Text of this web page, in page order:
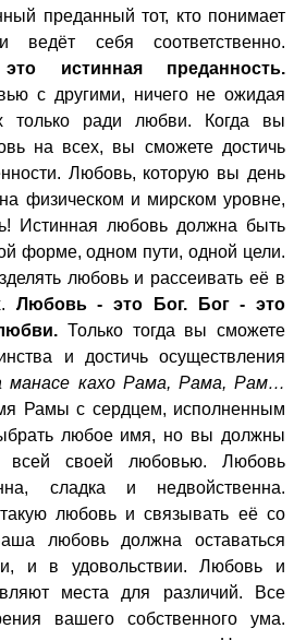
преданный тот, кто понимает
ведёт себя соответственно.
это истинная преданность.
с другими, ничего не ожидая
только ради любви. Когда вы
на всех, вы сможете достичь
Любовь, которую вы день
физическом и мирском уровне,
Истинная любовь должна быть
форме, одном пути, одной цели.
любовь и рассеивать её в
Любовь - это Бог. Бог - это
Только тогда вы сможете
и достичь осуществления
манасе кахо Рама, Рама, Рам…
Рамы с сердцем, исполненным
любое имя, но вы должны
своей любовью. Любовь
сладка и недвойственна.
любовь и связывать её со
любовь должна оставаться
и в удовольствии. Любовь и
места для различий. Все
вашего собственного ума.